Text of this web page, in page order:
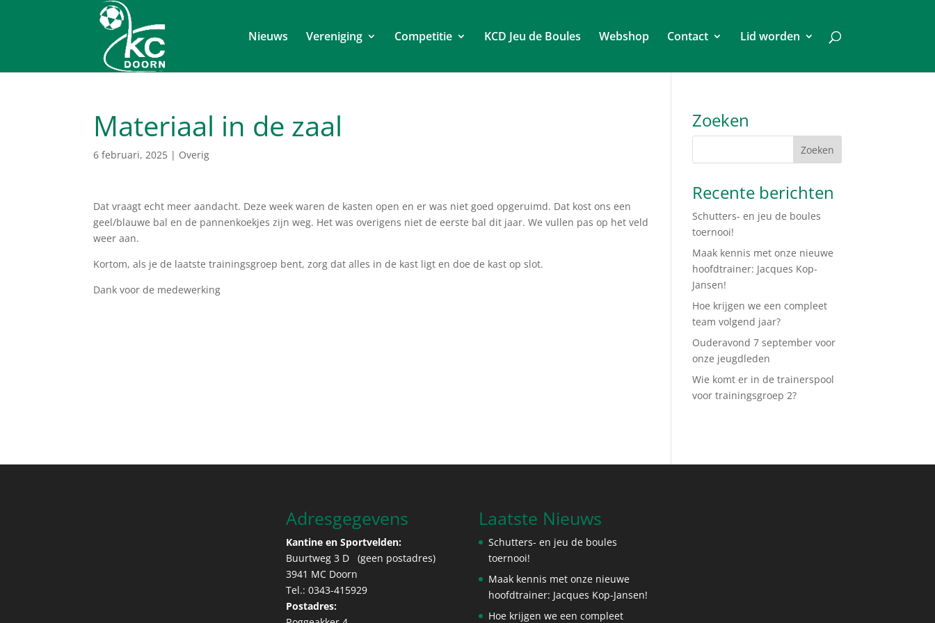
Nieuws Vereniging Competitie KCD Jeu de Boules Webshop Contact Lid worden
Materiaal in de zaal
6 februari, 2025 | Overig
Dat vraagt echt meer aandacht. Deze week waren de kasten open en er was niet goed opgeruimd. Dat kost ons een
geel/blauwe bal en de pannenkoekjes zijn weg. Het was overigens niet de eerste bal dit jaar. We vullen pas op het veld
weer aan.
Kortom, als je de laatste trainingsgroep bent, zorg dat alles in de kast ligt en doe de kast op slot.
Dank voor de medewerking
Zoeken
Recente berichten
Schutters- en jeu de boules
toernooi!
Maak kennis met onze nieuwe
hoofdtrainer: Jacques Kop-
Jansen!
Hoe krijgen we een compleet
team volgend jaar?
Ouderavond 7 september voor
onze jeugdleden
Wie komt er in de trainerspool
voor trainingsgroep 2?
Adresgegevens
Kantine en Sportvelden:
Buurtweg 3 D (geen postadres)
3941 MC Doorn
Tel.: 0343-415929
Postadres:
Laatste Nieuws
Schutters- en jeu de boules
toernooi!
Maak kennis met onze nieuwe
hoofdtrainer: Jacques Kop-Jansen!
Hoe krijgen we een compleet